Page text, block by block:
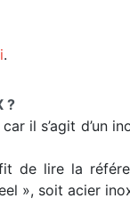
.
?
il s’agit d’un
de lire la
», soit acier